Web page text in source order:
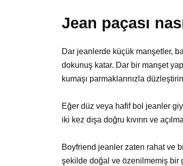
Jean paçası
Dar jeanlerde küçük manşetler,
dokunuş katar. Dar bir manşet
kumaşı parmaklarınızla
Eğer düz veya hafif bol jeanler
iki kez dışa doğru kıvırın ve
Boyfriend jeanler zaten rahat ve
şekilde doğal ve özenilmemiş bir